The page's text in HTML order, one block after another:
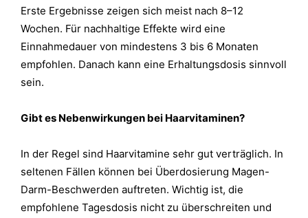
Erste Ergebnisse zeigen sich meist nach 8–12
Wochen. Für nachhaltige Effekte wird eine
Einnahmedauer von mindestens 3 bis 6 Monaten
empfohlen. Danach kann eine Erhaltungsdosis sinnvoll
sein.
Gibt es Nebenwirkungen bei Haarvitaminen?
In der Regel sind Haarvitamine sehr gut verträglich. In
seltenen Fällen können bei Überdosierung Magen-
Darm-Beschwerden auftreten. Wichtig ist, die
empfohlene Tagesdosis nicht zu überschreiten und